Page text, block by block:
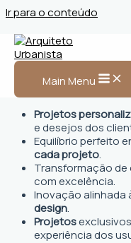
Ir para o conteúdo
Main Menu
Arquiteto
Pindobaçu
Projetos
e desejos dos
Equilíbrio perfeito
cada projeto.
Transformação de
com excelência.
Inovação alinhada
design.
Projetos
experiência dos